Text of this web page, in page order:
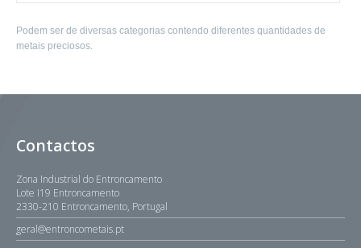
Podem ser de diversas categorias contendo diferentes quantidades de
metais preciosos.
Contactos
Zona Industrial do Entroncamento
Lote I19 Entroncamento
2330-210 Entroncamento, Portugal
geral@entroncometais.pt